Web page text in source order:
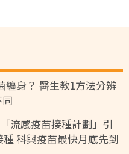
身？ 醫生教1方法分辨
流感疫苗接種計劃」引
科興疫苗最快月底先到